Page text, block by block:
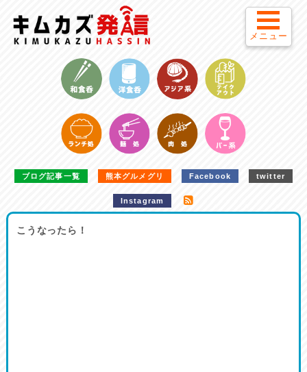
ブログ記事一覧 熊本グルメグリ Facebook twitter
Instagram
こうなったら！
メニュー